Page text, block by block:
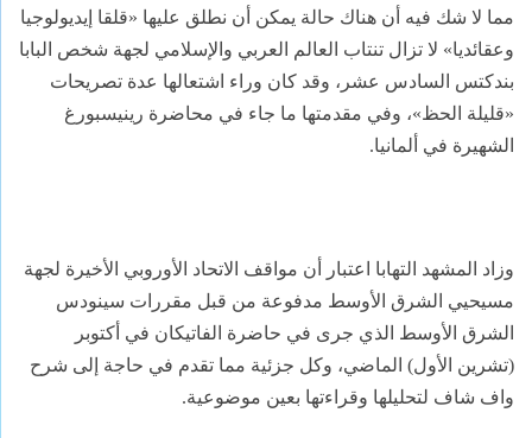
مما لا شك فيه أن هناك حالة يمكن أن نطلق عليها «قلقا إيديولوجيا
وعقائديا» لا تزال تنتاب العالم العربي والإسلامي لجهة شخص البابا
بندكتس السادس عشر، وقد كان وراء اشتعالها عدة تصريحات
«قليلة الحظ»، وفي مقدمتها ما جاء في محاضرة رينيسبورغ
الشهيرة في ألمانيا.
وزاد المشهد التهابا اعتبار أن مواقف الاتحاد الأوروبي الأخيرة لجهة
مسيحيي الشرق الأوسط مدفوعة من قبل مقررات سينودس
الشرق الأوسط الذي جرى في حاضرة الفاتيكان في أكتوبر
(تشرين الأول) الماضي، وكل جزئية مما تقدم في حاجة إلى شرح
واف شاف لتحليلها وقراءتها بعين موضوعية.